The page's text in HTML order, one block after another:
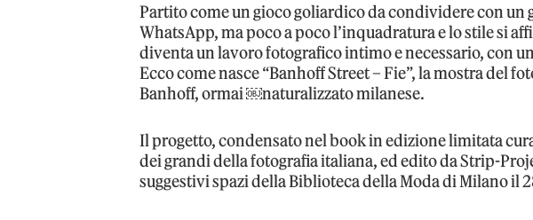
Partito come un gioco goliardico da condividere con un
WhatsApp, ma poco a poco l’inquadratura e lo stile si
diventa un lavoro fotografico intimo e necessario, con
Ecco come nasce “Banhoff Street – Fie”, la mostra del
Banhoff, ormai ￼naturalizzato milanese.
Il progetto, condensato nel book in edizione limitata
dei grandi della fotografia italiana, ed edito da Strip-
suggestivi spazi della Biblioteca della Moda di Milano il